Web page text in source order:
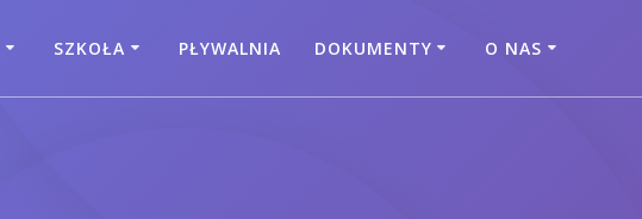
SZKOŁA PŁYWALNIA DOKUMENTY O NAS